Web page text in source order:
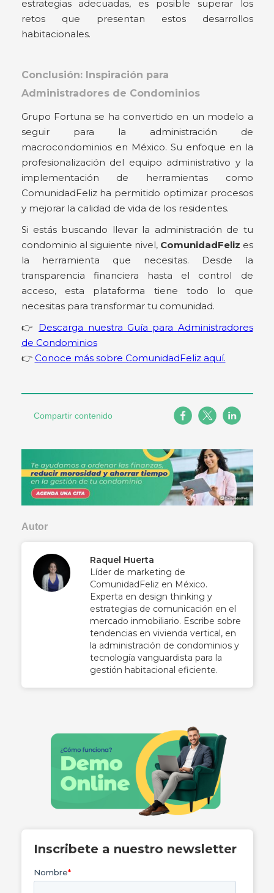
estrategias adecuadas, es posible superar los
retos que presentan estos desarrollos
habitacionales.
Conclusión: Inspiración para
Administradores de Condominios
Grupo Fortuna se ha convertido en un modelo a
seguir para la administración de
macrocondominios en México. Su enfoque en la
profesionalización del equipo administrativo y la
implementación de herramientas como
ComunidadFeliz ha permitido optimizar procesos
y mejorar la calidad de vida de los residentes.
Si estás buscando llevar la administración de tu
condominio al siguiente nivel, ComunidadFeliz es
la herramienta que necesitas. Desde la
transparencia financiera hasta el control de
acceso, esta plataforma tiene todo lo que
necesitas para transformar tu comunidad.
👉 Descarga nuestra Guía para Administradores
de Condominios
👉 Conoce más sobre ComunidadFeliz aquí.
Compartir contenido
Autor
Raquel Huerta
Líder de marketing de
ComunidadFeliz en México.
Experta en design thinking y
estrategias de comunicación en el
mercado inmobiliario. Escribe sobre
tendencias en vivienda vertical, en
la administración de condominios y
tecnología vanguardista para la
gestión habitacional eficiente.
Inscribete a nuestro newsletter